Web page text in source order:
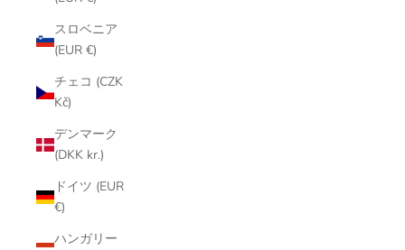
スロベニア
(EUR €)
チェコ (CZK
Kč)
デンマーク
(DKK kr.)
ドイツ (EUR
€)
ハンガリー